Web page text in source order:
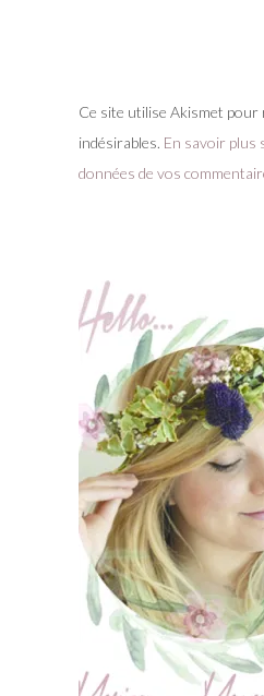
Ce site utilise Akismet pour
indésirables. En savoir plus
données de vos